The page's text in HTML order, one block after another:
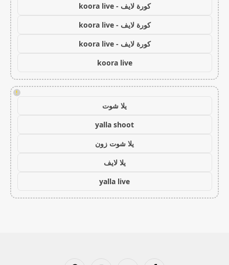
كورة لايف - koora live
كورة لايف - koora live
كورة لايف - koora live
koora live
!
يلا شوت
yalla shoot
يلا شوت زون
يلا لايف
yalla live